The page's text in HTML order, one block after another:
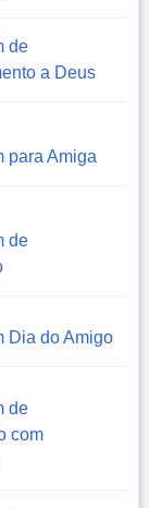
de
a Deus
para Amiga
de
Dia do Amigo
de
com